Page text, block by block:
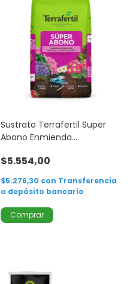
Sustrato Terrafertil Super
Abono Enmienda
$5.554,00
$5.276,30 con Transferencia
o depósito bancario